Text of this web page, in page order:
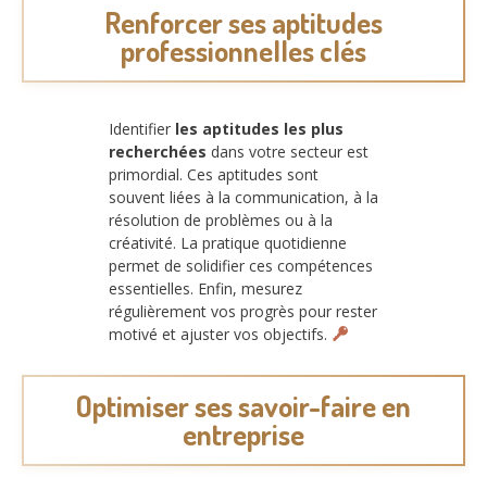
Renforcer ses aptitudes
professionnelles clés
Identifier les aptitudes les plus
recherchées dans votre secteur est
primordial. Ces aptitudes sont
souvent liées à la communication, à la
résolution de problèmes ou à la
créativité. La pratique quotidienne
permet de solidifier ces compétences
essentielles. Enfin, mesurez
régulièrement vos progrès pour rester
motivé et ajuster vos objectifs.
Optimiser ses savoir-faire en
entreprise